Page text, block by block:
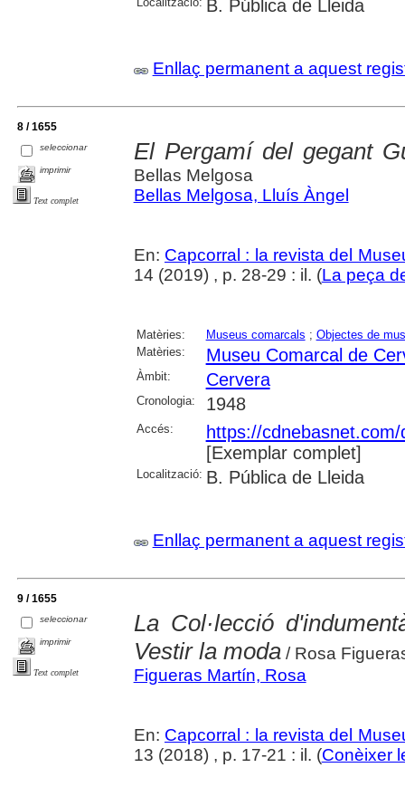
B. Pública de Lleida
Enllaç permanent a aquest
8 / 1655
seleccionar
imprimir
Text complet
El Pergamí del gegant
Bellas Melgosa
Bellas Melgosa, Lluís Àngel
En: Capcorral : la revista del
14 (2019) , p. 28-29 : il. (La peça
Matèries: Museus comarcals ; Objectes de
Matèries:
Museu Comarcal de
Àmbit: Cervera
Cronologia: 1948
Accés:
https://
[Exemplar complet]
Localització: B. Pública de Lleida
Enllaç permanent a aquest
9 / 1655
seleccionar
imprimir
Text complet
La Col·lecció
Vestir la moda/ Rosa
Figueras Martín, Rosa
En: Capcorral : la revista del
13 (2018) , p. 17-21 : il. (Conèixer